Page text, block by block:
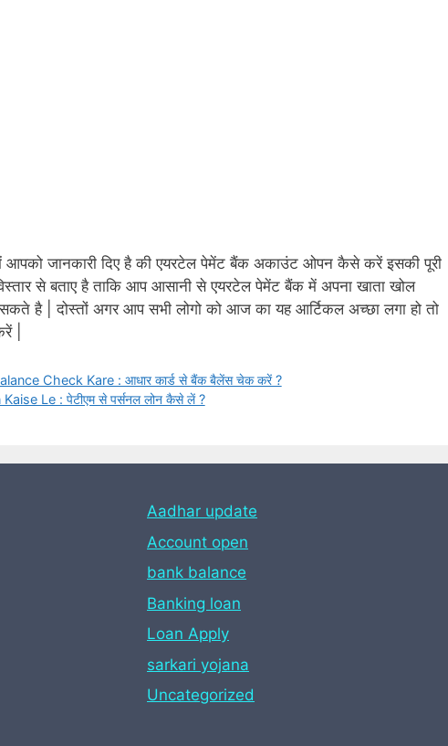
जानकारी दिए है की एयरटेल पेमेंट बैंक अकाउंट ओपन कैसे करें इसकी पूरी
से बताए है ताकि आप आसानी से एयरटेल पेमेंट बैंक में अपना खाता खोल
है | दोस्तों अगर आप सभी लोगो को आज का यह आर्टिकल अच्छा लगा हो तो
|
Check Kare : आधार कार्ड से बैंक बैलेंस चेक करें ?
Le : पेटीएम से पर्सनल लोन कैसे लें ?
Aadhar update
Account open
bank balance
Banking loan
Loan Apply
sarkari yojana
Uncategorized